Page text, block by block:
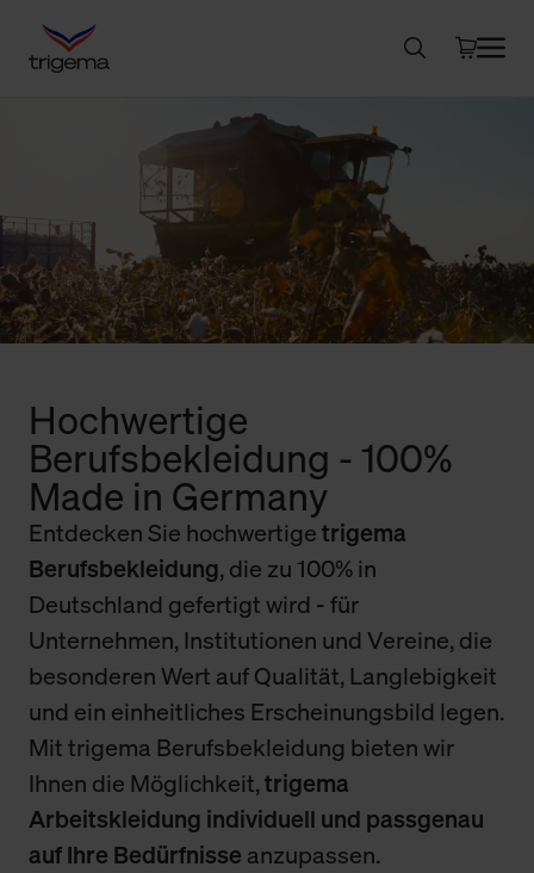
Hochwertige
Berufsbekleidung - 100%
Made in Germany
Entdecken Sie hochwertigetrigema
Berufsbekleidung, die zu 100% in
Deutschland gefertigt wird - für
Unternehmen, Institutionen und Vereine, die
besonderen Wert auf Qualität, Langlebigkeit
und ein einheitliches Erscheinungsbild legen.
Mit trigema Berufsbekleidung bieten wir
Ihnen die Möglichkeit,trigema
Arbeitskleidung individuell und passgenau
auf Ihre Bedürfnisse anzupassen.